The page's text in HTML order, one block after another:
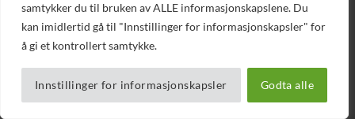
samtykker du til bruken av ALLE informasjonskapslene. Du
kan imidlertid gå til "Innstillinger for informasjonskapsler" for
å gi et kontrollert samtykke.
Innstillinger for informasjonskapsler Godta alle